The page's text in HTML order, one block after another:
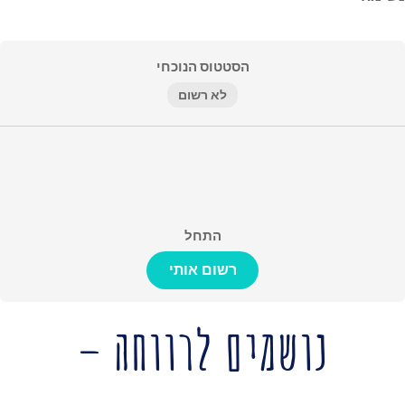
הסטטוס הנוכחי
לא רשום
התחל
רשום אותי
נושמים לרווחה –